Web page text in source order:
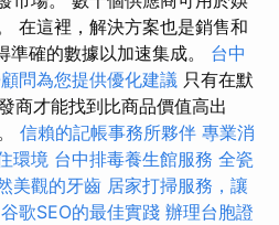
在這裡，解決方案也是銷售和
準確的數據以加速集成。 台中
問為您提供優化建議 只有在默
商才能找到比商品價值高出
信賴的記帳事務所夥伴 專業消
環境 台中排毒養生館服務 全瓷
美觀的牙齒 居家打掃服務，讓
谷歌SEO的最佳實踐 辦理台胞證